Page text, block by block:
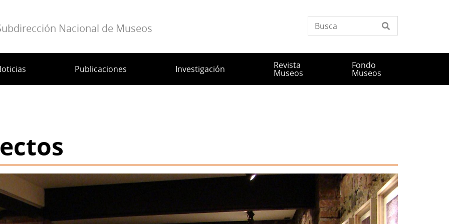
Nacional de Museos
Publicaciones Investigación Revista
Museos
Fondo
Museos